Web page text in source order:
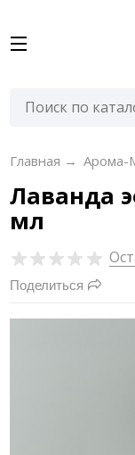
Главная → Арома-
Лаванда
мл
Поделиться